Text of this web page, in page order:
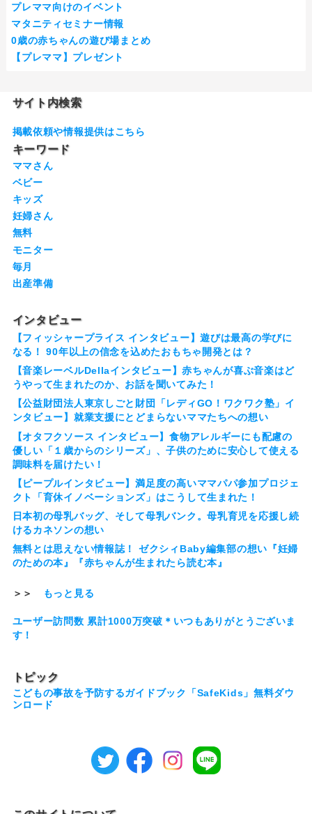
プレママ向けのイベント
マタニティセミナー情報
0歳の赤ちゃんの遊び場まとめ
【プレママ】プレゼント
サイト内検索
掲載依頼や情報提供はこちら
キーワード
ママさん
ベビー
キッズ
妊婦さん
無料
モニター
毎月
出産準備
インタビュー
【フィッシャープライス インタビュー】遊びは最高の学びに
なる！ 90年以上の信念を込めたおもちゃ開発とは？
【音楽レーベルDellaインタビュー】赤ちゃんが喜ぶ音楽はど
うやって生まれたのか、お話を聞いてみた！
【公益財団法人東京しごと財団「レディGO！ワクワク塾」イ
ンタビュー】就業支援にとどまらないママたちへの想い
【オタフクソース インタビュー】食物アレルギーにも配慮の
優しい「１歳からのシリーズ」、子供のために安心して使える
調味料を届けたい！
【ピープルインタビュー】満足度の高いママパパ参加プロジェ
クト「育休イノベーションズ」はこうして生まれた！
日本初の母乳バッグ、そして母乳バンク。母乳育児を応援し続
けるカネソンの想い
無料とは思えない情報誌！ ゼクシィBaby編集部の想い『妊婦
のための本』『赤ちゃんが生まれたら読む本』
＞＞ もっと見る
ユーザー訪問数 累計1000万突破＊いつもありがとうございま
す！
トピック
こどもの事故を予防するガイドブック「SafeKids」無料ダウ
ンロード